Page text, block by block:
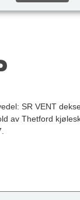
SR VENT
av Thetford